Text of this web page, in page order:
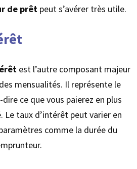
de prêtpeut s’avérer très utile.
est l’autre composant majeur
mensualités. Il représente le
ce que vous paierez en plus
taux d’intérêt peut varier en
comme la durée du